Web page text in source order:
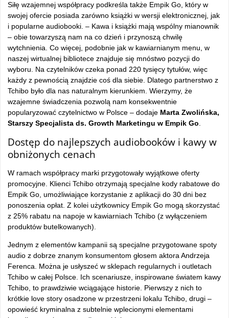
Siłę wzajemnej współpracy podkreśla także Empik Go, który w
swojej ofercie posiada zarówno książki w wersji elektronicznej, jak
i popularne audiobooki. – Kawa i książki mają wspólny mianownik
– obie towarzyszą nam na co dzień i przynoszą chwilę
wytchnienia. Co więcej, podobnie jak w kawiarnianym menu, w
naszej wirtualnej bibliotece znajduje się mnóstwo pozycji do
wyboru. Na czytelników czeka ponad 220 tysięcy tytułów, więc
każdy z pewnością znajdzie coś dla siebie. Dlatego partnerstwo z
Tchibo było dla nas naturalnym kierunkiem. Wierzymy, że
wzajemne świadczenia pozwolą nam konsekwentnie
popularyzować czytelnictwo w Polsce – dodaje Marta Zwolińska,
Starszy Specjalista ds. Growth Marketingu w Empik Go
Dostęp do najlepszych audiobooków i kawy w
obniżonych cenach
W ramach współpracy marki przygotowały wyjątkowe oferty
promocyjne. Klienci Tchibo otrzymają specjalne kody rabatowe do
Empik Go, umożliwiające korzystanie z aplikacji do 30 dni bez
ponoszenia opłat. Z kolei użytkownicy Empik Go mogą skorzystać
z 25% rabatu na napoje w kawiarniach Tchibo (z wyłączeniem
produktów butelkowanych).
Jednym z elementów kampanii są specjalne przygotowane spoty
audio z dobrze znanym konsumentom głosem aktora Andrzeja
Ferenca. Można je usłyszeć w sklepach regularnych i outletach
Tchibo w całej Polsce. Ich scenariusze, inspirowane światem kawy
Tchibo, to prawdziwie wciągające historie. Pierwszy z nich to
krótkie love story osadzone w przestrzeni lokalu Tchibo, drugi –
opowieść kryminalna z subtelnie wplecionymi elementami